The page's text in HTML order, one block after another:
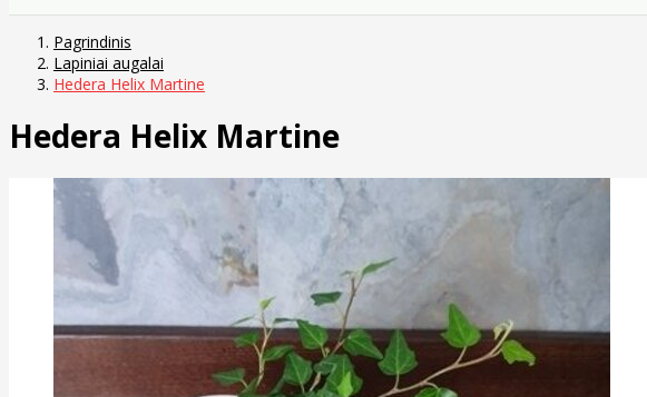
Pagrindinis
Lapiniai augalai
Hedera Helix Martine
Hedera Helix Martine